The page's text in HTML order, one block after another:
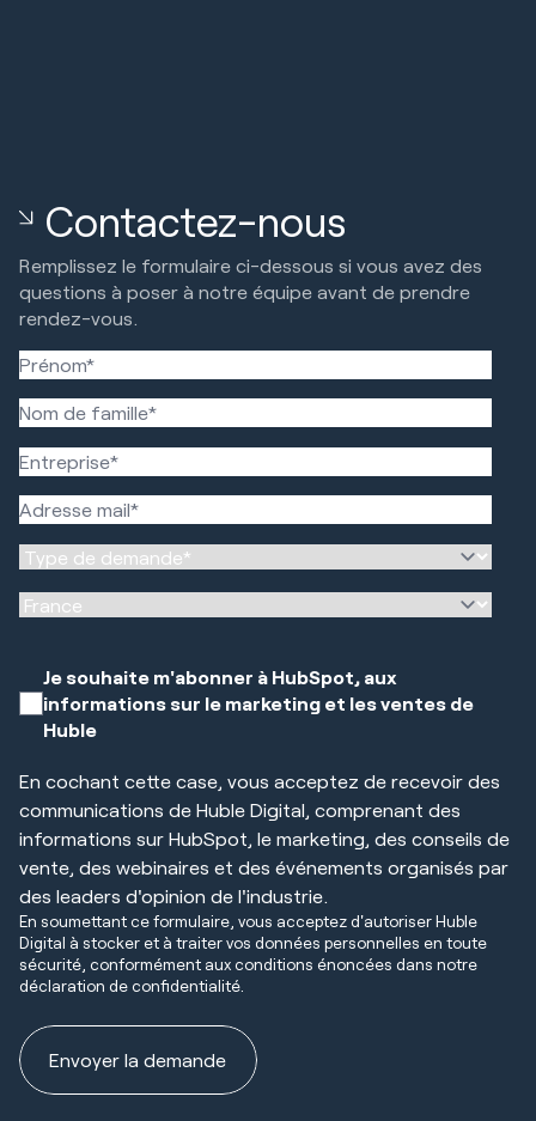
Contactez-nous
Remplissez le formulaire ci-dessous si vous avez des
questions à poser à notre équipe avant de prendre
rendez-vous.
Je souhaite m'abonner à HubSpot, aux
informations sur le marketing et les ventes de
Huble
En cochant cette case, vous acceptez de recevoir des
communications de Huble Digital, comprenant des
informations sur HubSpot, le marketing, des conseils de
vente, des webinaires et des événements organisés par
des leaders d'opinion de l'industrie.
En soumettant ce formulaire, vous acceptez d'autoriser Huble
Digital à stocker et à traiter vos données personnelles en toute
sécurité, conformément aux conditions énoncées dans notre
déclaration de confidentialité.